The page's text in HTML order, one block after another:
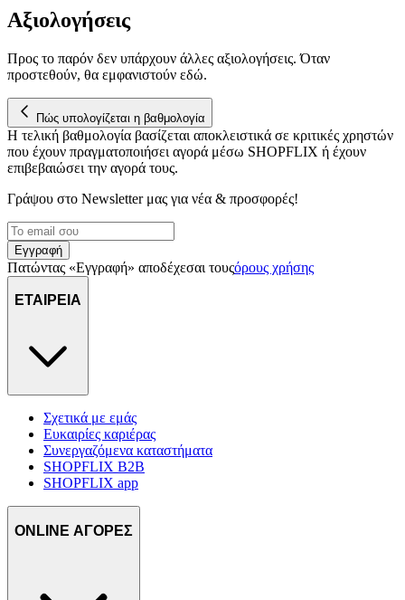
Αξιολογήσεις
Προς το παρόν δεν υπάρχουν άλλες αξιολογήσεις. Όταν
προστεθούν, θα εμφανιστούν εδώ.
Πώς υπολογίζεται η βαθμολογία
Η τελική βαθμολογία βασίζεται αποκλειστικά σε κριτικές χρηστών
που έχουν πραγματοποιήσει αγορά μέσω SHOPFLIX ή έχουν
επιβεβαιώσει την αγορά τους.
Γράψου στο Νewsletter μας για νέα & προσφορές!
Εγγραφή
Πατώντας «Εγγραφή» αποδέχεσαι τουςόρους χρήσης
ΕΤΑΙΡΕΙΑ
Σχετικά με εμάς
Ευκαιρίες καριέρας
Συνεργαζόμενα καταστήματα
SHOPFLIX B2B
SHOPFLIX app
ONLINE ΑΓΟΡΕΣ